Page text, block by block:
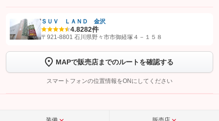
【STEP1】認証画面でグーネットを友だち追加してから「許可する」ボタンを押
トーク画面で
ボタンをタップして問い合わせを
完了してください。
こちら
ＳＵＶ ＬＡＮＤ 金沢
4.8282件
〒921-8801 石川県野々市市御経塚４－１５８
MAPで販売店までのルートを確認する
スマートフォンの位置情報をONにしてください